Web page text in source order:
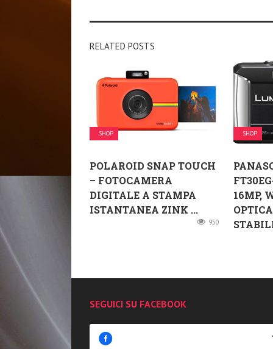
RELATED POSTS
SHOP
POLAROID SNAP TOUCH
– FOTOCAMERA
DIGITALE A STAMPA
ISTANTANEA ZINK ...
950
SHOP
16MP,
SEGUICI SU FACEBOOK